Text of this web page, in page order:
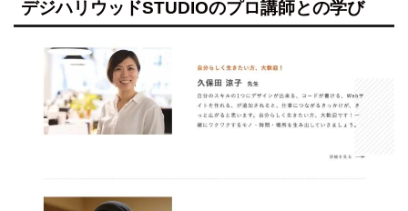
デジハリウッドSTUDIOのプロ講師との学び